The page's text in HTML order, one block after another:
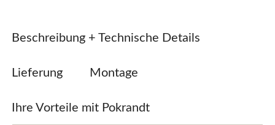
Beschreibung + Technische Details
Lieferung Montage
Ihre Vorteile mit Pokrandt